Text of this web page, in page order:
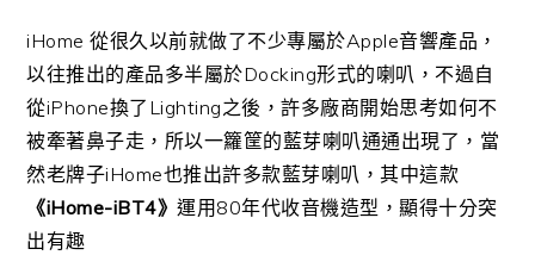
iHome 從很久以前就做了不少專屬於Apple音響產品，
以往推出的產品多半屬於Docking形式的喇叭，不過自
從iPhone換了Lighting之後，許多廠商開始思考如何不
被牽著鼻子走，所以一籮筐的藍芽喇叭通通出現了，當
然老牌子iHome也推出許多款藍芽喇叭，其中這款
《iHome-iBT4》運用80年代收音機造型，顯得十分突
出有趣